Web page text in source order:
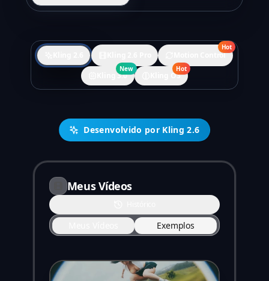
Hot
Motion Control
New
Kling 3.0
Hot
Kling O3
Desenvolvido por Kling 2.6
Meus Vídeos
Exemplos